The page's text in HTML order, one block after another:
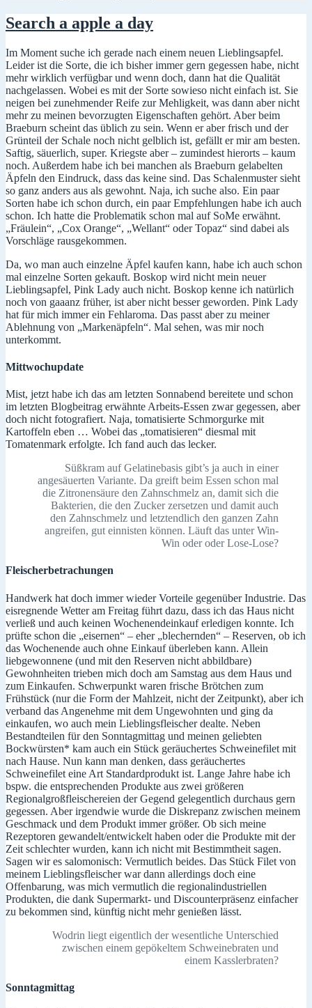
Search a apple a day
Im Moment suche ich gerade nach einem neuen Lieblingsapfel.
Leider ist die Sorte, die ich bisher immer gern gegessen habe, nicht
mehr wirklich verfügbar und wenn doch, dann hat die Qualität
nachgelassen. Wobei es mit der Sorte sowieso nicht einfach ist. Sie
neigen bei zunehmender Reife zur Mehligkeit, was dann aber nicht
mehr zu meinen bevorzugten Eigenschaften gehört. Aber beim
Braeburn scheint das üblich zu sein. Wenn er aber frisch und der
Grünteil der Schale noch nicht gelblich ist, gefällt er mir am besten.
Saftig, säuerlich, super. Kriegste aber – zumindest hierorts – kaum
noch. Außerdem habe ich bei manchen als Braeburn gelabelten
Äpfeln den Eindruck, dass das keine sind. Das Schalenmuster sieht
so ganz anders aus als gewohnt. Naja, ich suche also. Ein paar
Sorten habe ich schon durch, ein paar Empfehlungen habe ich auch
schon. Ich hatte die Problematik schon mal auf SoMe erwähnt.
„Fräulein“, „Cox Orange“, „Wellant“ oder Topaz“ sind dabei als
Vorschläge rausgekommen.
Da, wo man auch einzelne Äpfel kaufen kann, habe ich auch schon
mal einzelne Sorten gekauft. Boskop wird nicht mein neuer
Lieblingsapfel, Pink Lady auch nicht. Boskop kenne ich natürlich
noch von gaaanz früher, ist aber nicht besser geworden. Pink Lady
hat für mich immer ein Fehlaroma. Das passt aber zu meiner
Ablehnung von „Markenäpfeln“. Mal sehen, was mir noch
unterkommt.
Mittwochupdate
Mist, jetzt habe ich das am letzten Sonnabend bereitete und schon
im letzten Blogbeitrag erwähnte Arbeits-Essen zwar gegessen, aber
doch nicht fotografiert. Naja, tomatisierte Schmorgurke mit
Kartoffeln eben … Wobei das „tomatisieren“ diesmal mit
Tomatenmark erfolgte. Ich fand auch das lecker.
Süßkram auf Gelatinebasis gibt’s ja auch in einer
angesäuerten Variante. Da greift beim Essen schon mal
die Zitronensäure den Zahnschmelz an, damit sich die
Bakterien, die den Zucker zersetzen und damit auch
den Zahnschmelz und letztendlich den ganzen Zahn
angreifen, gut einnisten können. Läuft das unter Win-
Win oder oder Lose-Lose?
Fleischerbetrachungen
Handwerk hat doch immer wieder Vorteile gegenüber Industrie. Das
eisregnende Wetter am Freitag führt dazu, dass ich das Haus nicht
verließ und auch keinen Wochenendeinkauf erledigen konnte. Ich
prüfte schon die „eisernen“ – eher „blechernden“ – Reserven, ob ich
das Wochenende auch ohne Einkauf überleben kann. Allein
liebgewonnene (und mit den Reserven nicht abbildbare)
Gewohnheiten trieben mich doch am Samstag aus dem Haus und
zum Einkaufen. Schwerpunkt waren frische Brötchen zum
Frühstück (nur die Form der Mahlzeit, nicht der Zeitpunkt), aber ich
verband das Angenehme mit dem Ungewohnten und ging da
einkaufen, wo auch mein Lieblingsfleischer dealte. Neben
Bestandteilen für den Sonntagmittag und meinen geliebten
Bockwürsten* kam auch ein Stück geräuchertes Schweinefilet mit
nach Hause. Nun kann man denken, dass geräuchertes
Schweinefilet eine Art Standardprodukt ist. Lange Jahre habe ich
bspw. die entsprechenden Produkte aus zwei größeren
Regionalgroßfleischereien der Gegend gelegentlich durchaus gern
gegessen. Aber irgendwie wurde die Diskrepanz zwischen meinem
Geschmack und dem Produkt immer größer. Ob sich meine
Rezeptoren gewandelt/entwickelt haben oder die Produkte mit der
Zeit schlechter wurden, kann ich nicht mit Bestimmtheit sagen.
Sagen wir es salomonisch: Vermutlich beides. Das Stück Filet von
meinem Lieblingsfleischer war dann allerdings doch eine
Offenbarung, was mich vermutlich die regionalindustriellen
Produkten, die dank Supermarkt- und Discounterpräsenz einfacher
zu bekommen sind, künftig nicht mehr genießen lässt.
Wodrin liegt eigentlich der wesentliche Unterschied
zwischen einem gepökeltem Schweinebraten und
einem Kasslerbraten?
Sonntagmittag